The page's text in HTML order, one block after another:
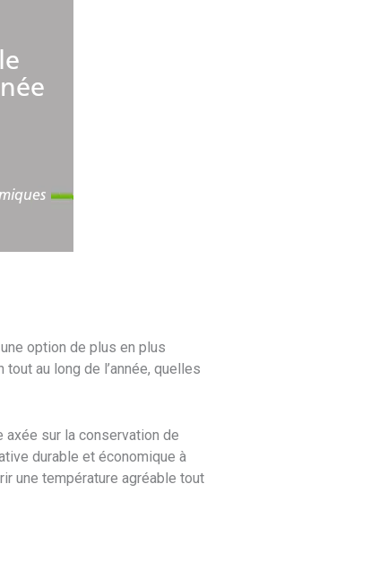
option de plus en plus
au long de l’année, quelles
sur la conservation de
durable et économique à
une température agréable tout